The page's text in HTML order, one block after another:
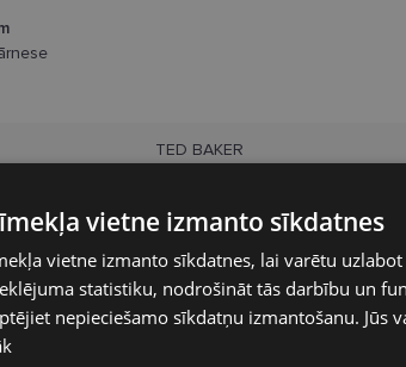
TED BAKER
L
khaki
vietne izmanto sīkdatnes
vietne izmanto sīkdatnes, lai varētu
statistiku, nodrošināt tās darbību un
nepieciešamo sīkdatņu izmantošanu. Jūs